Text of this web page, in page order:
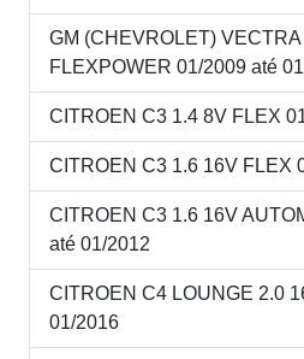
GM (CHEVROLET) VECTRA
FLEXPOWER 01/2009 até
CITROEN C3 1.4 8V FLEX
CITROEN C3 1.6 16V FLEX
CITROEN C3 1.6 16V
até 01/2012
CITROEN C4 LOUNGE 2.0
01/2016